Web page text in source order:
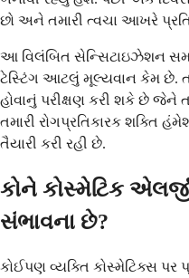
છો અને તમારી ત્વચા આખરે
આ વિલંબિત સેન્સિટાઇઝેશન
ટેસ્ટિંગ આટલું મૂલ્યવાન કેમ છે.
હોવાનું પરીક્ષણ કરી શકે છે જેને
તમારી રોગપ્રતિકારક શક્તિ
તૈયારી કરી રહી છે.
કોને કોસ્મેટિક
સંભાવના છે?
કોઈપણ વ્યક્તિ કોસ્મેટિક્સ પર